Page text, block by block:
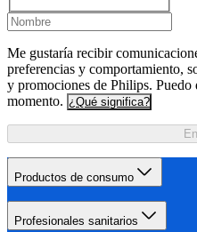
Me gustaría recibir
preferencias y comportamiento,
y promociones de Philips. Puedo
momento. ¿Qué significa?
Productos de consumo
Profesionales sanitarios